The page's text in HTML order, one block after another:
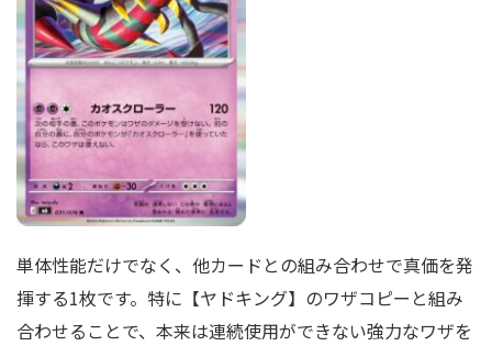
単体性能だけでなく、他カードとの組み合わせで真価を発
揮する1枚です。特に【ヤドキング】のワザコピーと組み
合わせることで、本来は連続使用ができない強力なワザを